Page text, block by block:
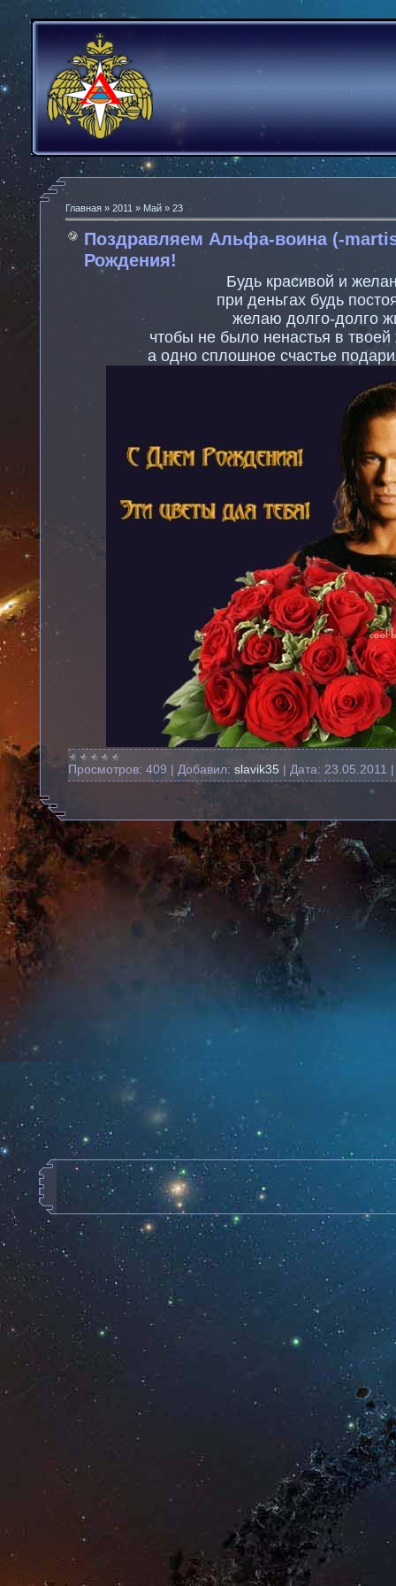
Главная » 2011 » Май » 23
Поздравляем Альфа-воина (-
Рождения!
Будь красивой и
при деньгах будь
желаю долго-долго
чтобы не было ненастья в твоей
а одно сплошное счастье
Просмотров: 409 | Добавил: slavik35 | Дата: 23.05.2011